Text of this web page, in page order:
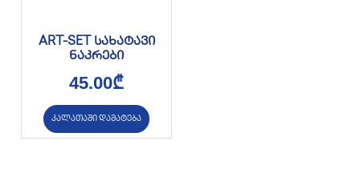
ART-SET სახატავი
ნაკრები
45.00₾
კალათაში დამატება